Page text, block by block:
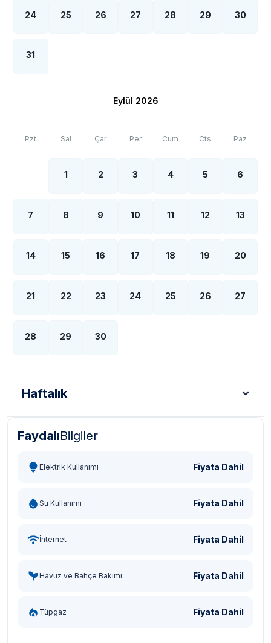
24 25 26 27 28 29 30
31
Eylül 2026
Pzt Sal Çar Per Cum Cts Paz
1 2 3 4 5 6
7 8 9 10 11 12 13
14 15 16 17 18 19 20
21 22 23 24 25 26 27
28 29 30
Haftalık
Türk Lirası - TL
FaydalıBilgiler
Elektrik Kullanımı Fiyata Dahil
Su Kullanımı Fiyata Dahil
İnternet Fiyata Dahil
Havuz ve Bahçe Bakımı Fiyata Dahil
Tüpgaz Fiyata Dahil